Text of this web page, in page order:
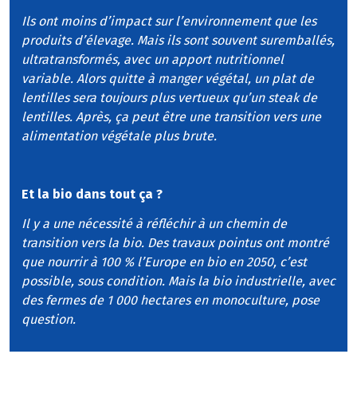
Ils ont moins d’impact sur l’environnement que les
produits d’élevage. Mais ils sont souvent suremballés,
ultratransformés, avec un apport nutritionnel
variable. Alors quitte à manger végétal, un plat de
lentilles sera toujours plus vertueux qu’un steak de
lentilles. Après, ça peut être une transition vers une
alimentation végétale plus brute.
Et la bio dans tout ça ?
Il y a une nécessité à réfléchir à un chemin de
transition vers la bio. Des travaux pointus ont montré
que nourrir à 100 % l’Europe en bio en 2050, c’est
possible, sous condition. Mais la bio industrielle, avec
des fermes de 1 000 hectares en monoculture, pose
question.